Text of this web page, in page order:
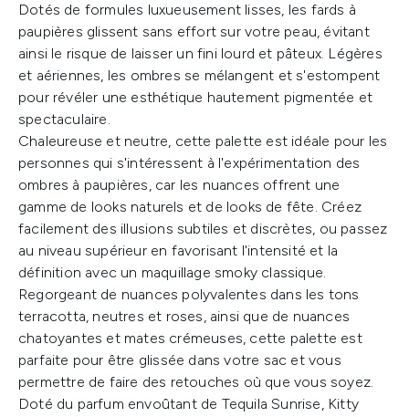
Dotés de formules luxueusement lisses, les fards à
paupières glissent sans effort sur votre peau, évitant
ainsi le risque de laisser un fini lourd et pâteux. Légères
et aériennes, les ombres se mélangent et s'estompent
pour révéler une esthétique hautement pigmentée et
spectaculaire.
Chaleureuse et neutre, cette palette est idéale pour les
personnes qui s'intéressent à l'expérimentation des
ombres à paupières, car les nuances offrent une
gamme de looks naturels et de looks de fête. Créez
facilement des illusions subtiles et discrètes, ou passez
au niveau supérieur en favorisant l'intensité et la
définition avec un maquillage smoky classique.
Regorgeant de nuances polyvalentes dans les tons
terracotta, neutres et roses, ainsi que de nuances
chatoyantes et mates crémeuses, cette palette est
parfaite pour être glissée dans votre sac et vous
permettre de faire des retouches où que vous soyez.
Doté du parfum envoûtant de Tequila Sunrise, Kitty